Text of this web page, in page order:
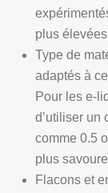
plus
Type de
adaptés à
Pour les e-
d’utiliser un
comme 0.5
plus
Flacons et